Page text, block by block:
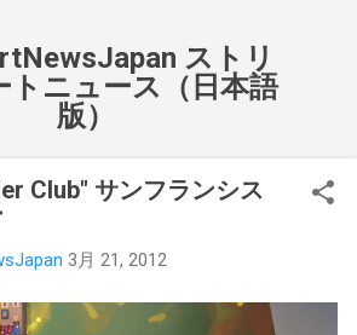
ストリ
トニュース（日本語
版）
Club" サンフランシス
3月 21, 2012